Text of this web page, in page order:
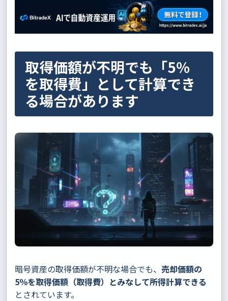
取得価額が不明でも「5％
を取得費」として計算でき
る場合があります
暗号資産の取得価額が不明な場合でも、 売却価額の
5％を取得価額（取得費）とみなして所得計算できる
とされています。